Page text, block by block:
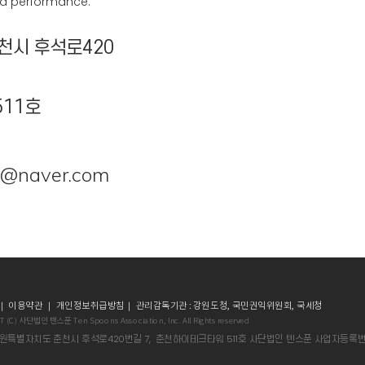
시 후석로420
호
이용약관 ｜ 개인정보취급방침 ｜ 관리감독기관 : 강원도청, 국민권익위원회, 국세청
(C) 사단법인 텐스푼 Ten Spoons Association, Inc. All Rights reserved
특별자치도 춘천시 후석로420번길 7, 춘천하이테크타워 511호 사단법인 텐스푼 사업자